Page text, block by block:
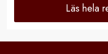
Läs hela